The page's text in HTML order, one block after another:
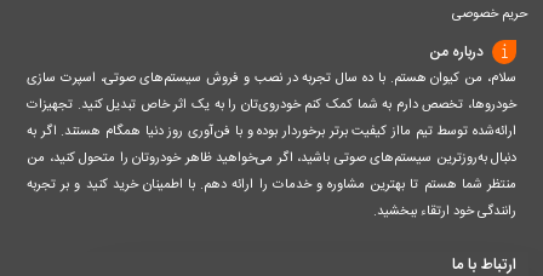
حریم خصوصی
درباره من
سلام، من کیوان هستم. با ده سال تجربه در نصب و فروش سیستم‌های صوتی، اسپرت سازی
خودروها، تخصص دارم به شما کمک کنم خودروی‌تان را به یک اثر خاص تبدیل کنید. تجهیزات
ارائه‌شده توسط تیم مااز کیفیت برتر برخوردار بوده و با فن‌آوری روز دنیا همگام هستند. اگر به
دنبال به‌روزترین سیستم‌های صوتی باشید، اگر می‌خواهید ظاهر خودروتان را متحول کنید، من
منتظر شما هستم تا بهترین مشاوره و خدمات را ارائه دهم. با اطمینان خرید کنید و بر تجربه
رانندگی خود ارتقاء ببخشید.
ارتباط با ما